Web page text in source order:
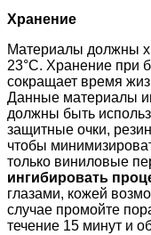
Хранение
Материалы должны
23°C. Хранение при
сокращает время
Данные материалы
должны быть
защитные очки,
чтобы
только виниловые
ингибировать
глазами, кожей
случае промойте
течение 15 минут и